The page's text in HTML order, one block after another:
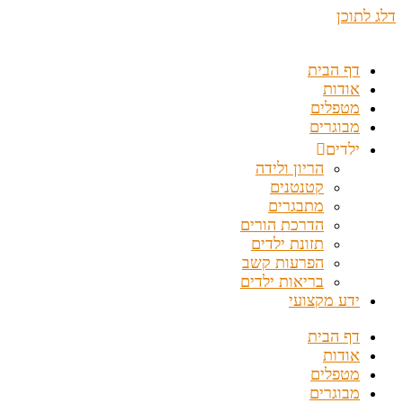
דלג לתוכן
דף הבית
אודות
מטפלים
מבוגרים
ילדים
הריון ולידה
קטנטנים
מתבגרים
הדרכת הורים
תזונת ילדים
הפרעות קשב
בריאות ילדים
ידע מקצועי
דף הבית
אודות
מטפלים
מבוגרים